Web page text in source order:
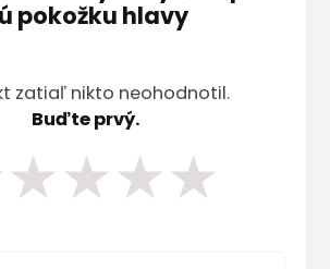
pokožku hlavy
zatiaľ nikto neohodnotil.
Buďte prvý.
★★★★